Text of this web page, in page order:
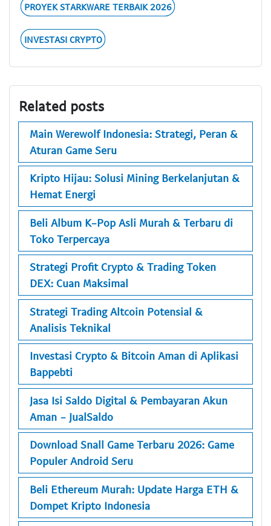
PROYEK STARKWARE TERBAIK 2026
INVESTASI CRYPTO
Related posts
Main Werewolf Indonesia: Strategi, Peran &
Aturan Game Seru
Kripto Hijau: Solusi Mining Berkelanjutan &
Hemat Energi
Beli Album K-Pop Asli Murah & Terbaru di
Toko Terpercaya
Strategi Profit Crypto & Trading Token
DEX: Cuan Maksimal
Strategi Trading Altcoin Potensial &
Analisis Teknikal
Investasi Crypto & Bitcoin Aman di Aplikasi
Bappebti
Jasa Isi Saldo Digital & Pembayaran Akun
Aman - JualSaldo
Download Snall Game Terbaru 2026: Game
Populer Android Seru
Beli Ethereum Murah: Update Harga ETH &
Dompet Kripto Indonesia